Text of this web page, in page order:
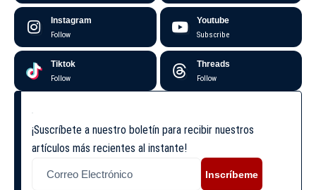
Instagram
Follow
Youtube
Subscribe
Tiktok
Follow
Threads
Follow
¡Suscríbete a nuestro boletín para recibir nuestros
artículos más recientes al instante!
Inscríbeme